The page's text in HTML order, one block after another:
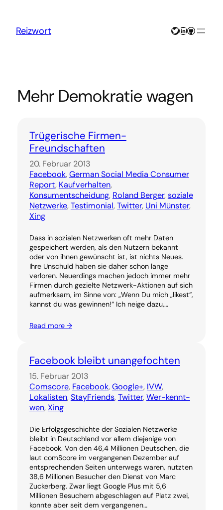
springen
Reizwort Twitter
LinkedIn
GitHub
Mehr Demokratie wagen
Trügerische Firmen-
Freundschaften
20. Februar 2013
Facebook, German Social Media Consumer
Report, Kaufverhalten,
Konsumentscheidung, Roland Berger, soziale
Netzwerke, Testimonial, Twitter, Uni Münster,
Xing
Dass in sozialen Netzwerken oft mehr Daten
gespeichert werden, als den Nutzern bekannt
oder von ihnen gewünscht ist, ist nichts Neues.
Ihre Unschuld haben sie daher schon lange
verloren. Neuerdings machen jedoch immer mehr
Firmen durch gezielte Netzwerk-Aktionen auf sich
aufmerksam, im Sinne von: „Wenn Du mich „likest“,
kannst du was gewinnen!“ Ich neige dazu,…
Read more →
Facebook bleibt unangefochten
15. Februar 2013
Comscore, Facebook, Google+, IVW,
Lokalisten, StayFriends, Twitter, Wer-kennt-
wen, Xing
Die Erfolgsgeschichte der Sozialen Netzwerke
bleibt in Deutschland vor allem diejenige von
Facebook. Von den 46,4 Millionen Deutschen, die
laut comScore im vergangenen Dezember auf
entsprechenden Seiten unterwegs waren, nutzten
38,6 Millionen Besucher den Dienst von Marc
Zuckerberg. Zwar liegt Google Plus mit 5,6
Millionen Besuchern abgeschlagen auf Platz zwei,
konnte aber seit dem vergangenen…